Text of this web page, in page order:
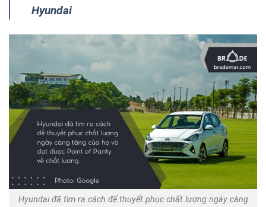
Hyundai
Hyundai đã tìm ra cách để thuyết phục chất lượng ngày càng